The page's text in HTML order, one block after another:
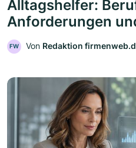
Alltagshelfer:
Anforderungen
FW Von Redaktion